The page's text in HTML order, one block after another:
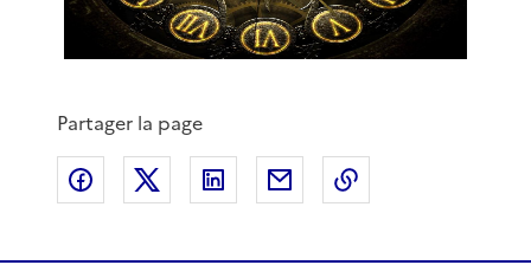
Partager la page
Partager sur Facebook
Partager sur XPartager sur LinkedIn
Partager par email